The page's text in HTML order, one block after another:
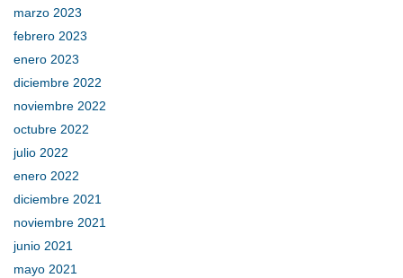
marzo 2023
febrero 2023
enero 2023
diciembre 2022
noviembre 2022
octubre 2022
julio 2022
enero 2022
diciembre 2021
noviembre 2021
junio 2021
mayo 2021